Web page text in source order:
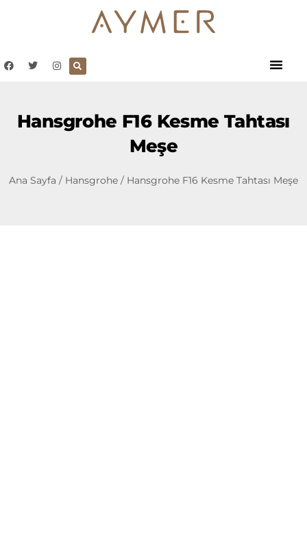
Hansgrohe F16 Kesme Tahtası
Meşe
Ana Sayfa / Hansgrohe / Hansgrohe F16 Kesme Tahtası Meşe